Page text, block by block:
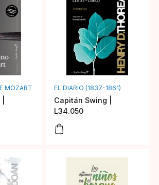
MOZART EL DIARIO (1837-1861)
Capitán Swing |
L34.050